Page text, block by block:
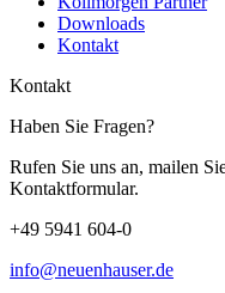
Downloads
Kontakt
Kontakt
Haben Sie Fragen?
Rufen Sie uns an, mailen
Kontaktformular.
+49 5941 604-0
info@neuenhauser.de